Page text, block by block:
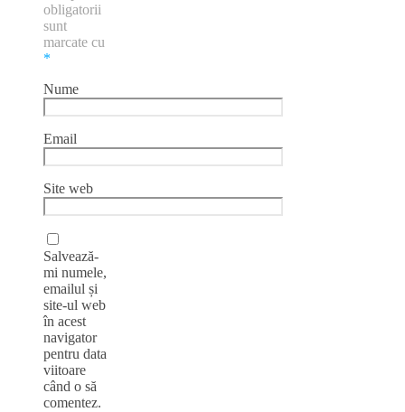
obligatorii
sunt
marcate cu
*
Nume
Email
Site web
Salvează-
mi numele,
emailul și
site-ul web
în acest
navigator
pentru data
viitoare
când o să
comentez.